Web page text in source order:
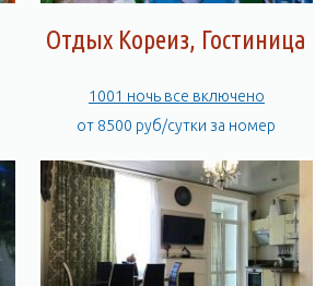
Отдых Кореиз, Гостиница
1001 ночь все включено
от 8500 руб/сутки за номер